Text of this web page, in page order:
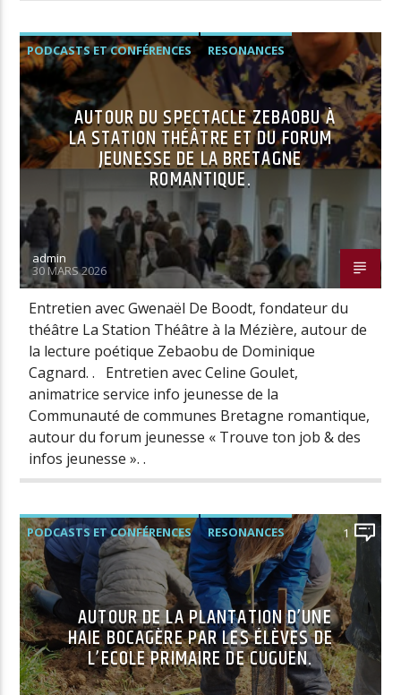
PODCASTS ET CONFÉRENCES RESONANCES
AUTOUR DU SPECTACLE ZEBAOBU À
LA STATION THÉÂTRE ET DU FORUM
JEUNESSE DE LA BRETAGNE
ROMANTIQUE.
admin
30 MARS 2026
Entretien avec Gwenaël De Boodt, fondateur du
théâtre La Station Théâtre à la Mézière, autour de
la lecture poétique Zebaobu de Dominique
Cagnard. . Entretien avec Celine Goulet,
animatrice service info jeunesse de la
Communauté de communes Bretagne romantique,
autour du forum jeunesse « Trouve ton job & des
infos jeunesse ». .
PODCASTS ET CONFÉRENCES RESONANCES 1
AUTOUR DE LA PLANTATION D’UNE
HAIE BOCAGÈRE PAR LES ÉLÈVES DE
L’ECOLE PRIMAIRE DE CUGUEN.